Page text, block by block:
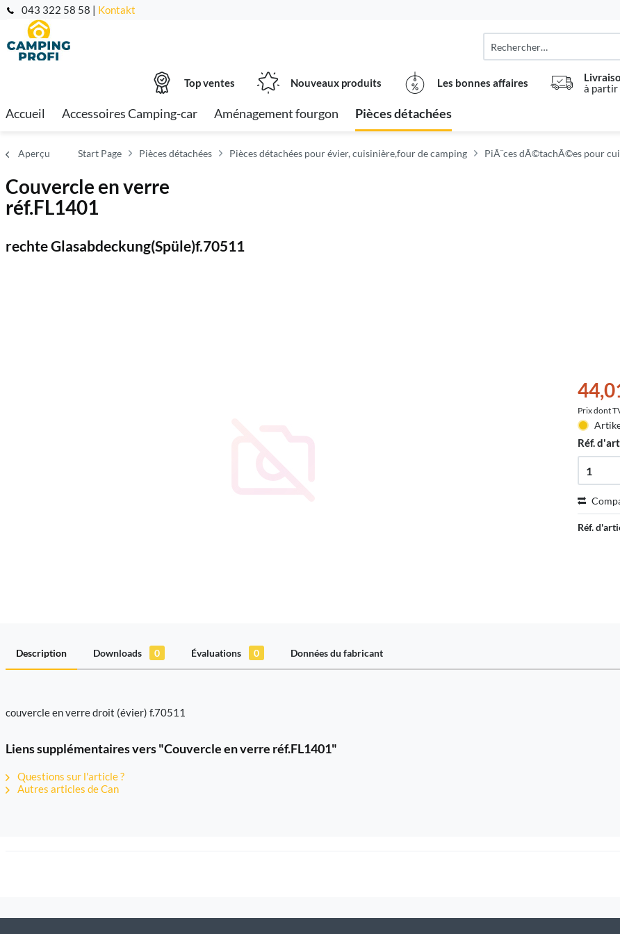
043 322 58 58 | Kontakt
Top ventes Nouveaux produits Les bonnes affaires
à partir
Accueil Accessoires Camping-car Aménagement fourgon Pièces détachées
Aperçu Start Page Pièces détachées Pièces détachées pour évier, cuisinière,four de camping PiÃ¨ces dÃ©tachÃ©es pour
Couvercle en verre
réf.FL1401
rechte Glasabdeckung(Spüle)f.70511
Prix dont
Réf.
Réf.
Description Downloads 0 Évaluations 0 Données du fabricant
couvercle en verre droit (évier) f.70511
Liens supplémentaires vers "Couvercle en verre réf.FL1401"
Questions sur l'article ?
Autres articles de Can